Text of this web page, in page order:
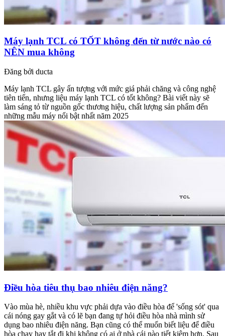
Máy lạnh TCL có TỐT không đến từ nước nào có
NÊN mua không
Đăng bởi ducta
Máy lạnh TCL gây ấn tượng với mức giá phải chăng và công nghệ
tiên tiến, nhưng liệu máy lạnh TCL có tốt không? Bài viết này sẽ
làm sáng tỏ từ nguồn gốc thương hiệu, chất lượng sản phẩm đến
những mẫu máy nổi bật nhất năm 2025
Điều hòa tiêu thụ bao nhiêu điện năng?
Vào mùa hè, nhiều khu vực phải dựa vào điều hòa để 'sống sót' qua
cái nóng gay gắt và có lẽ bạn đang tự hỏi điều hòa nhà mình sử
dụng bao nhiêu điện năng. Bạn cũng có thể muốn biết liệu để điều
hòa chạy hay tắt đi khi không có ai ở nhà cái nào tiết kiệm hơn. Sau